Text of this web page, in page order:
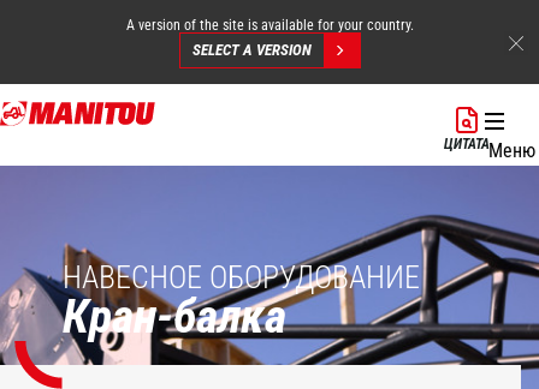
Перейти
к
A version of the site is available for your country.
SELECT A VERSION
ЦИТАТАМеню
НАВЕСНОЕ ОБОРУДОВАНИЕ
Кран-балка